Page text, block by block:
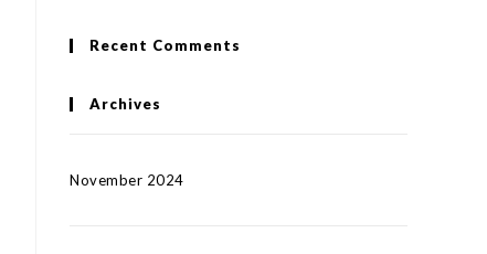
Recent Comments
Archives
November 2024